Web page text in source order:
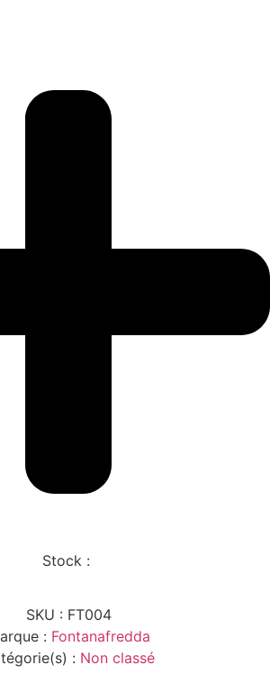
Stock :
SKU : FT004
: Fontanafredda
: Non classé